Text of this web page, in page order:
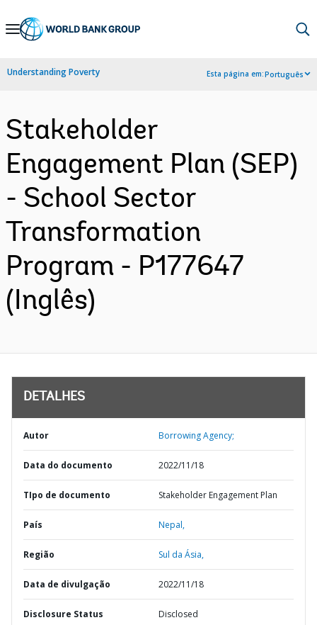
Skip
Navigation
Understanding Poverty Esta página em:Português
Stakeholder
Engagement Plan (SEP)
- School Sector
Transformation
Program - P177647
(Inglês)
DETALHES
Autor Borrowing Agency;
Data do documento 2022/11/18
TIpo de documento Stakeholder Engagement Plan
País Nepal,
Região Sul da Ásia,
Data de divulgação 2022/11/18
Disclosure Status Disclosed